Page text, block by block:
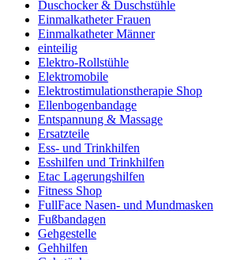
Duschocker & Duschstühle
Einmalkatheter Frauen
Einmalkatheter Männer
einteilig
Elektro-Rollstühle
Elektromobile
Elektrostimulationstherapie Shop
Ellenbogenbandage
Entspannung & Massage
Ersatzteile
Ess- und Trinkhilfen
Esshilfen und Trinkhilfen
Etac Lagerungshilfen
Fitness Shop
FullFace Nasen- und Mundmasken
Fußbandagen
Gehgestelle
Gehhilfen